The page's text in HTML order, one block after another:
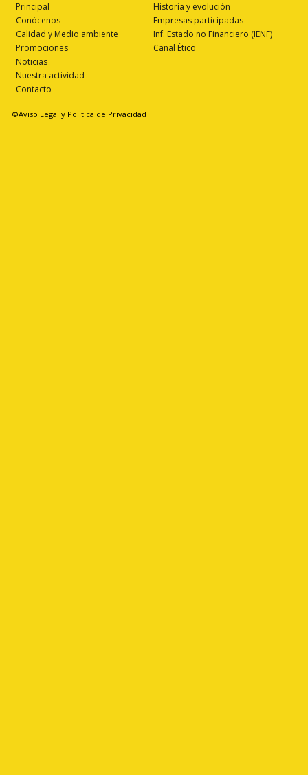
Principal
Conócenos
Calidad y Medio ambiente
Promociones
Noticias
Nuestra actividad
Contacto
Historia y evolución
Empresas participadas
Inf. Estado no Financiero (IENF)
Canal Ético
©Aviso Legal y Politica de Privacidad